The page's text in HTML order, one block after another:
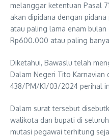
melanggar ketentuan Pasal
akan dipidana dengan
atau paling lama enam
Rp600.000 atau paling
Diketahui, Bawaslu telah
Dalam Negeri Tito Karnavian
438/PM/K1/03/2024 perihal
Dalam surat tersebut
walikota dan bupati di
mutasi pegawai terhitung